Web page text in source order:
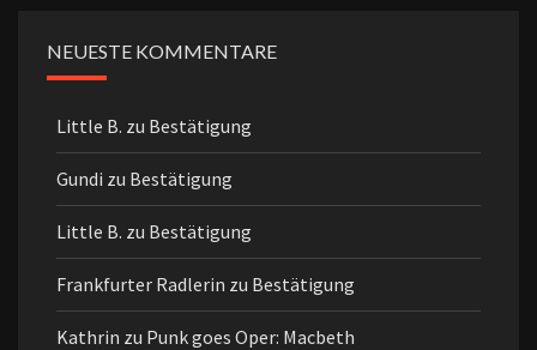
NEUESTE KOMMENTARE
Little B. zu Bestätigung
Gundi zu Bestätigung
Little B. zu Bestätigung
Frankfurter Radlerin zu Bestätigung
Kathrin zu Punk goes Oper: Macbeth